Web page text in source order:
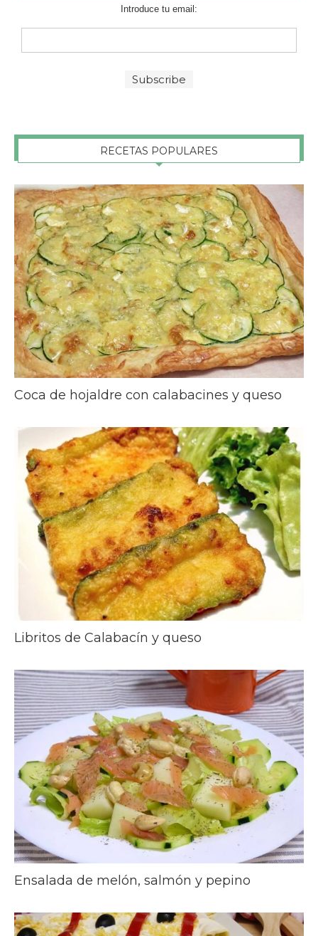
Introduce tu email:
RECETAS POPULARES
Coca de hojaldre con calabacines y queso
Libritos de Calabacín y queso
Ensalada de melón, salmón y pepino